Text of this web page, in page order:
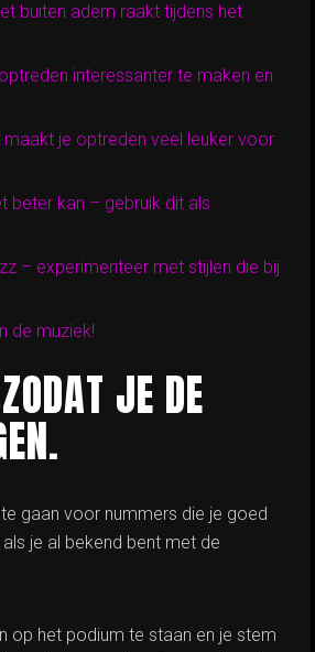
buiten adem raakt tijdens het
interessanter te maken en
je optreden veel leuker voor
beter kan – gebruik dit als
– experimenteer met stijlen die bij
de muziek!
JE DE
gaan voor nummers die je goed
je al bekend bent met de
op het podium te staan en je stem